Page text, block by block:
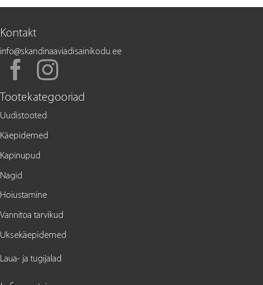
Kontakt
info@skandinaaviadisainikodu.ee
Tootekategooriad
Uudistooted
Käepidemed
Kapinupud
Nagid
Hoiustamine
Vannitoa tarvikud
Uksekäepidemed
Laua- ja tugijalad